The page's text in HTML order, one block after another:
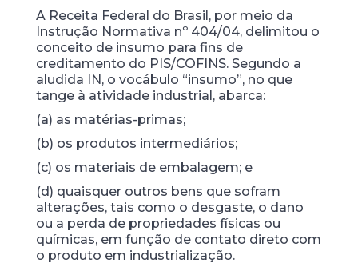
A Receita Federal do Brasil, por meio da
Instrução Normativa nº 404/04, delimitou o
conceito de insumo para fins de
creditamento do PIS/COFINS. Segundo a
aludida IN, o vocábulo “insumo”, no que
tange à atividade industrial, abarca:
(a) as matérias-primas;
(b) os produtos intermediários;
(c) os materiais de embalagem; e
(d) quaisquer outros bens que sofram
alterações, tais como o desgaste, o dano
ou a perda de propriedades físicas ou
químicas, em função de contato direto com
o produto em industrialização.